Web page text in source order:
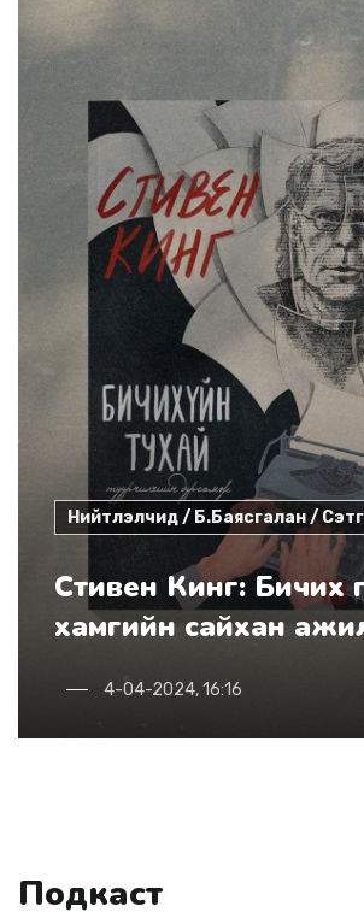
Нийтлэлчид / Б.Баясгалан /
Стивен Кинг: Бичих
хамгийн сайхан
4-04-2024, 16:16
Подкаст